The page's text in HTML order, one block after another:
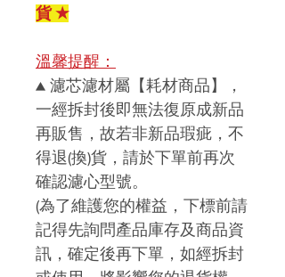
貨 ★
溫馨提醒：
▲ 濾芯濾材屬【耗材商品】，
一經拆封後即無法復原成新品
再販售，故若非新品瑕疵，不
得退(換)貨，請於下單前再次
確認濾心型號。
(為了維護您的權益，下標前請
記得先詢問產品庫存及商品資
訊，確定後再下單，如經拆封